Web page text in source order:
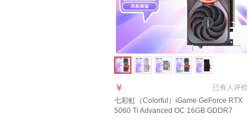
已有人评价
￥
七彩虹（Colorful）iGame GeForce RTX
5060 Ti Advanced OC 16GB GDDR7